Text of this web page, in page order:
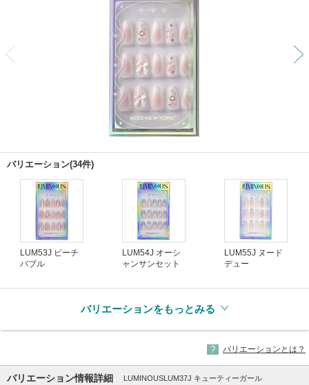
バリエーション(34件)
LUM53J ピーチ
バブル
LUM54J オーシ
ャンサンセット
LUM55J ヌード
デュー
バリエーションをもっとみる
バリエーションとは？
バリエーション情報詳細 LUMINOUSLUM37J キューティーガール